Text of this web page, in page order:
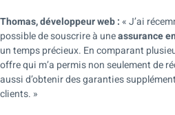
Thomas, développeur web :« J’ai
possible de souscrire à uneassurance
un temps précieux. En comparant
offre qui m’a permis non seulement de
aussi d’obtenir des garanties
clients. »